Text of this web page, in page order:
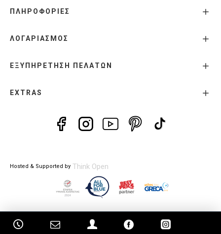
ΠΛΗΡΟΦΟΡΙΕΣ
ΛΟΓΑΡΙΑΣΜΟΣ
ΕΞΥΠΗΡΕΤΗΣΗ ΠΕΛΑΤΩΝ
EXTRAS
Hosted & Supported by Think Open